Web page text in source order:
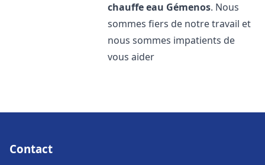
chauffe eau Gémenos. Nous
sommes fiers de notre travail et
nous sommes impatients de
vous aider
Contact